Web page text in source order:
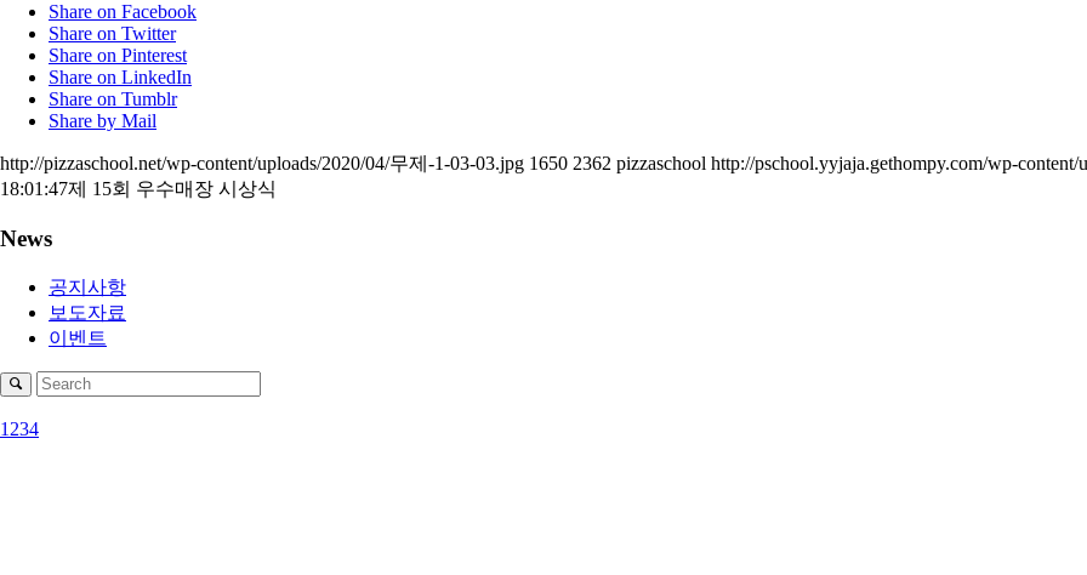
Share on Facebook
Share on Twitter
Share on Pinterest
Share on LinkedIn
Share on Tumblr
Share by Mail
http://pizzaschool.net/wp-content/uploads/2020/04/무제-1-03-03.jpg 1650 2362 pizzaschool http://pschool.yyjaja.gethompy.com/wp-content/
18:01:47제 15회 우수매장 시상식
News
공지사항
보도자료
이벤트
1 234